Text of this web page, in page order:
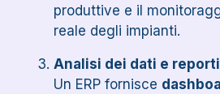
produttive e il
reale degli impianti.
Analisi dei dati e
Un ERP fornisce